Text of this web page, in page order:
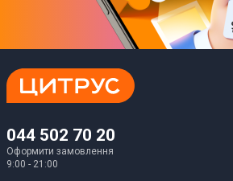
044 502 70 20
Оформити замовлення
9:00 - 21:00